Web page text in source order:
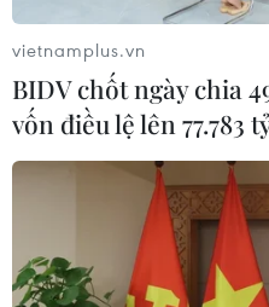
vietnamplus.vn
BIDV chốt ngày chia
vốn điều lệ lên 77.783